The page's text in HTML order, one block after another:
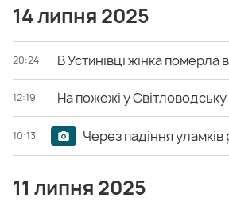
14 липня 2025
20:24 В Устинівці жінка померла
12:19 На пожежі у
10:13 Через падіння
11 липня 2025